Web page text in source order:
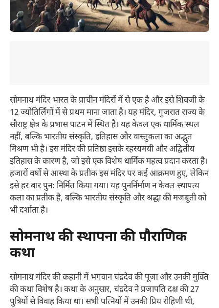
सोमनाथ मंदिर भारत के प्राचीन मंदिरों में से एक है और इसे शिवजी के
12 ज्योतिर्लिंगों में से प्रथम माना जाता है। यह मंदिर, गुजरात राज्य के
सौराष्ट्र क्षेत्र के प्रभास पाटन में स्थित है। यह केवल एक धार्मिक स्थल
नहीं, बल्कि भारतीय संस्कृति, इतिहास और वास्तुकला का अद्भुत
मिश्रण भी है। इस मंदिर की प्रतिष्ठा इसके रहस्यमयी और अद्वितीय
इतिहास के कारण है, जो इसे एक विशेष धार्मिक महत्व प्रदान करता है।
हजारों वर्षों से आस्था के प्रतीक इस मंदिर पर कई आक्रमण हुए, लेकिन
इसे हर बार पुनः निर्मित किया गया। यह पुनर्निर्माण न केवल स्थापत्य
कला का प्रतीक है, बल्कि भारतीय संस्कृति और श्रद्धा की मजबूती को
भी दर्शाता है।
सोमनाथ की स्थापना की पौराणिक
कथा
सोमनाथ मंदिर की कहानी में भगवान चंद्रदेव की पूजा और उनकी मुक्ति
की कथा विशेष है। कथा के अनुसार, चंद्रदेव ने प्रजापति दक्ष की 27
पुत्रियों से विवाह किया था। सभी पत्नियों में उनकी प्रिय रोहिणी थी,